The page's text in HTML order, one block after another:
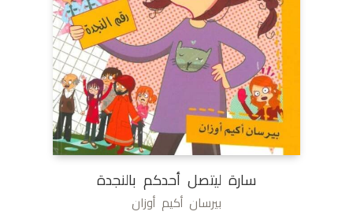
سارة ليتصل أحدكم بالنجدة
بيرسان أكيم أوزان